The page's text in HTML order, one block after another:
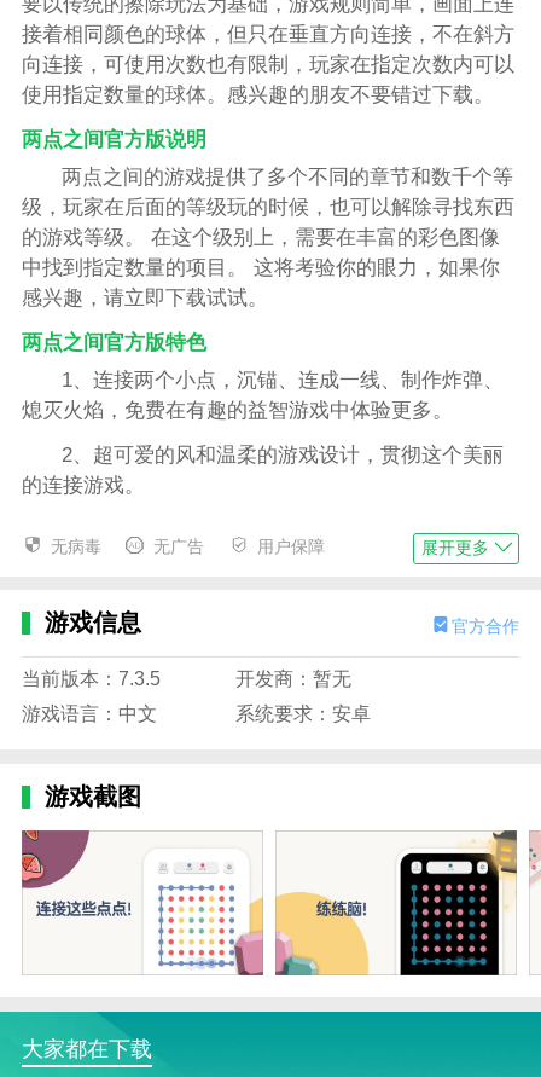
接着相同颜色的球体，但只在垂直方向连接，不在斜方
向连接，可使用次数也有限制，玩家在指定次数内可以
使用指定数量的球体。感兴趣的朋友不要错过下载。
两点之间官方版说明
两点之间的游戏提供了多个不同的章节和数千个等
级，玩家在后面的等级玩的时候，也可以解除寻找东西
的游戏等级。 在这个级别上，需要在丰富的彩色图像
中找到指定数量的项目。 这将考验你的眼力，如果你
感兴趣，请立即下载试试。
两点之间官方版特色
1、连接两个小点，沉锚、连成一线、制作炸弹、
熄灭火焰，免费在有趣的益智游戏中体验更多。
2、超可爱的风和温柔的游戏设计，贯彻这个美丽
的连接游戏。
3、享受简单的背景音乐和有趣的音效，体验美丽
简约的游戏设计。
4、按照自己的节奏玩游戏，找到最完美的出行，
不用像以前那样担心时间不够。
两点之间官方版攻略
1、进入关卡中时，会有一个过关条件，例如下图
2、而玩家只能通过连接两个及两个以上的相同颜
3、但是对角线是不能连的哦，也就是只能横着连
或者竖着连
4、除了常规消除思路外，把相同颜色的点点连接
成一个大的闭合图形（一般都是四个点连一个小正方
5、当玩家连接到一个超大正方形时，还会触发黑
无病毒 无广告 用户保障 展开更多
游戏信息 官方合作
当前版本：7.3.5
开发商：暂无
游戏语言：中文
系统要求：安卓
游戏截图
大家都在下载